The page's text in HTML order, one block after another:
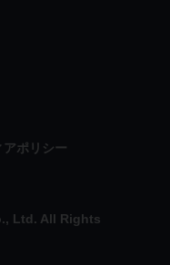
ポリシー
Ltd. All Rights